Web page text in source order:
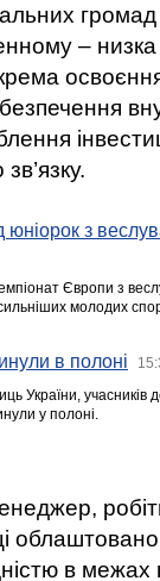
громад
–
освоєння
з
Європи з
молодих
в полоні
України,
у полоні.
в межах